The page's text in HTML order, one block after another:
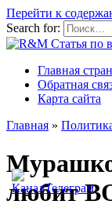
Перейти к
Search for:
Главная
Обратная
Карта сайта
Главная »
любит